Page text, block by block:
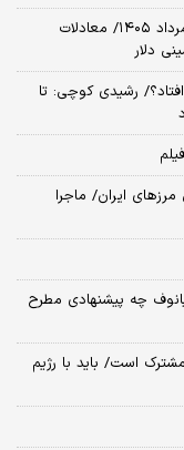
پیش‌بینی قیمت طلا، دلار و سکه امروز شنبه ۱۷ مرداد ۱۴۰۵/ معادلات
دلار
رشیدی کوچی: تا
ایران/ ماجرا
چه پیشنهادی مطرح
است/ باید با رژیم